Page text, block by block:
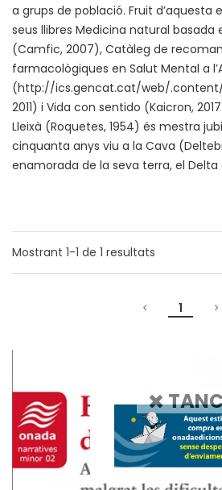
a grups de població. Fruit d’aquesta
seus llibres Medicina natural basada
(Camfic, 2007), Catàleg de
farmacològiques en Salut Mental a
(http://ics.gencat.cat/web/
2011) i Vida con sentido (Kaicron,
Lleixà (Roquetes, 1954) és mestra
cinquanta anys viu a la Cava
enamorada de la seva terra, el Delta
Mostrant 1-1 de 1 resultats
1